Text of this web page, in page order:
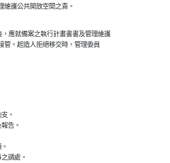
維護公共開放空間之責。
應就備案之執行計畫書書及管理維護
管。起造人拒絕移交時，管理委員
。
告。
調處。